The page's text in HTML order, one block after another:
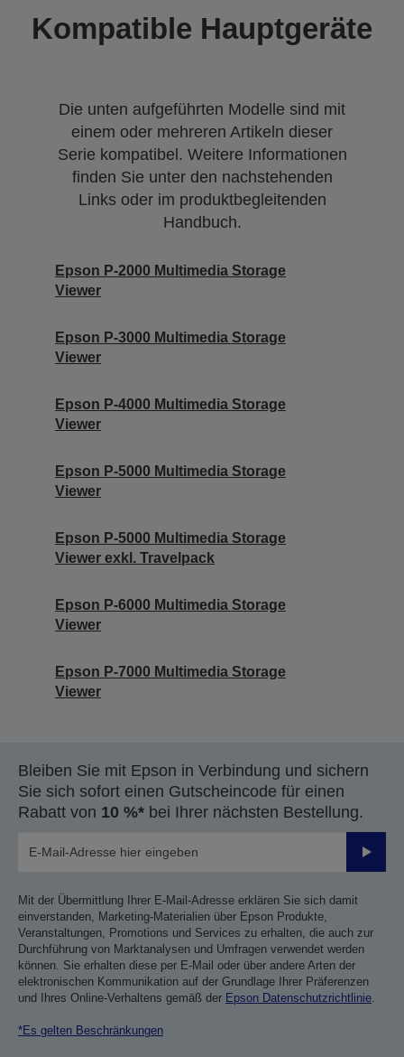
Kompatible Hauptgeräte
Die unten aufgeführten Modelle sind mit
einem oder mehreren Artikeln dieser
Serie kompatibel. Weitere Informationen
finden Sie unter den nachstehenden
Links oder im produktbegleitenden
Handbuch.
Epson P-2000 Multimedia Storage
Viewer
Epson P-3000 Multimedia Storage
Viewer
Epson P-4000 Multimedia Storage
Viewer
Epson P-5000 Multimedia Storage
Viewer
Epson P-5000 Multimedia Storage
Viewer exkl. Travelpack
Epson P-6000 Multimedia Storage
Viewer
Epson P-7000 Multimedia Storage
Viewer
Bleiben Sie mit Epson in Verbindung und sichern
Sie sich sofort einen Gutscheincode für einen
Rabatt von 10 %* bei Ihrer nächsten Bestellung.
Mit der Übermittlung Ihrer E-Mail-Adresse erklären Sie sich damit
einverstanden, Marketing-Materialien über Epson Produkte,
Veranstaltungen, Promotions und Services zu erhalten, die auch zur
Durchführung von Marktanalysen und Umfragen verwendet werden
können. Sie erhalten diese per E-Mail oder über andere Arten der
elektronischen Kommunikation auf der Grundlage Ihrer Präferenzen
und Ihres Online-Verhaltens gemäß der Epson Datenschutzrichtlinie
*Es gelten Beschränkungen